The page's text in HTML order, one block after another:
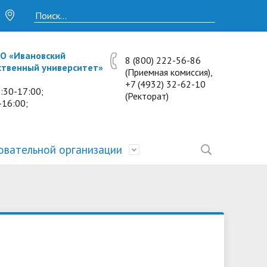
«Ивановский
университет»
17:00;
8 (800) 222-56-86
(Приемная комиссия),
+7 (4932) 32-62-10
(Ректорат)
• Научные журналы
• Разбор олимпиадных заданий
• Иностранным студентам
организации
и
• Материально-техническое